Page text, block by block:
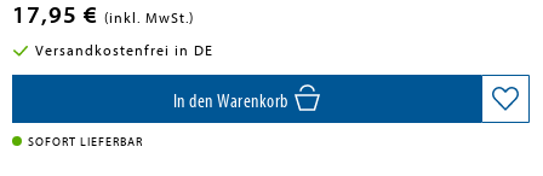
17,95 € (inkl. MwSt.)
Versandkostenfrei in DE
In den Warenkorb
SOFORT LIEFERBAR